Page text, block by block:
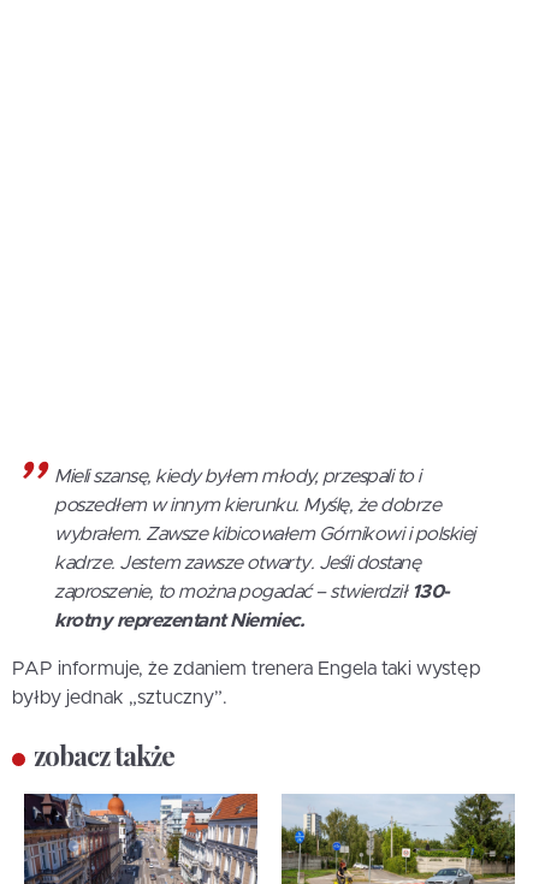
Mieli szansę, kiedy byłem młody, przespali to i
poszedłem w innym kierunku. Myślę, że dobrze
wybrałem. Zawsze kibicowałem Górnikowi i polskiej
kadrze. Jestem zawsze otwarty. Jeśli dostanę
zaproszenie, to można pogadać – stwierdził 130-
krotny reprezentant Niemiec.
PAP informuje, że zdaniem trenera Engela taki występ
byłby jednak „sztuczny”.
zobacz także